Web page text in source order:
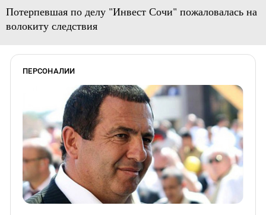
Потерпевшая по делу "Инвест Сочи" пожаловалась на
волокиту следствия
ПЕРСОНАЛИИ